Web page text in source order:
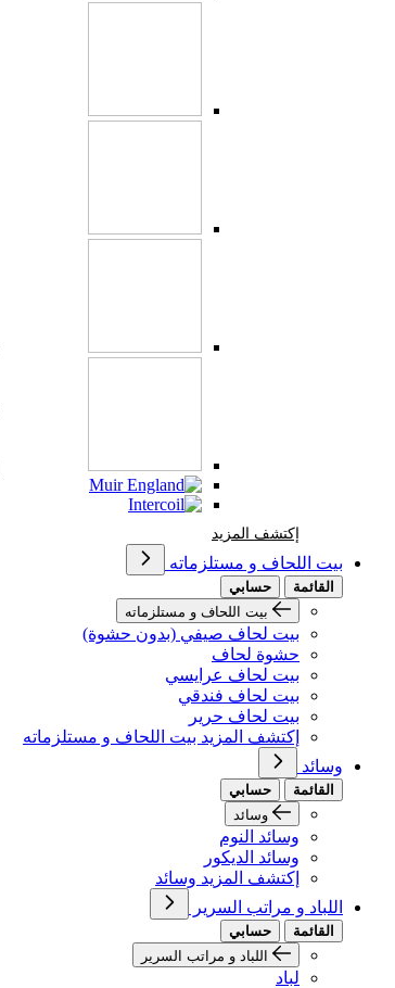
إكتشف المزيد
بيت اللحاف و مستلزماته
القائمة
حسابي
بيت اللحاف و مستلزماته
بيت لحاف صيفي (بدون حشوة)
حشوة لحاف
بيت لحاف عرايسي
بيت لحاف فندقي
بيت لحاف حرير
إكتشف المزيد بيت اللحاف و مستلزماته
وسائد
القائمة
حسابي
وسائد
وسائد النوم
وسائد الديكور
إكتشف المزيد وسائد
اللباد و مراتب السرير
القائمة
حسابي
اللباد و مراتب السرير
لباد